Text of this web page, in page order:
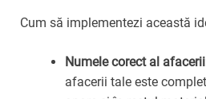
Cum să implementezi această
Numele corect al afacerii
afacerii tale este